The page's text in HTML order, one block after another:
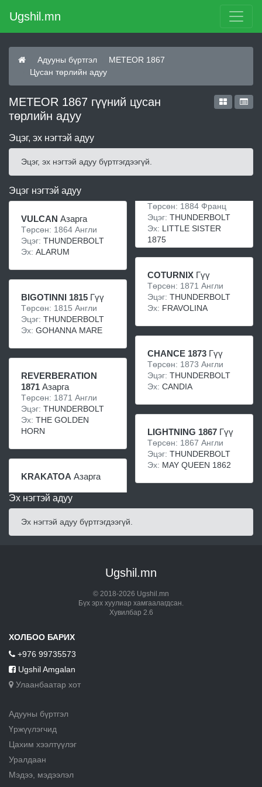
Ugshil.mn
Адууны бүртгэл
METEOR 1867
Цусан төрлийн адуу
METEOR 1867 гүүний цусан
төрлийн адуу
Эцэг, эх нэгтэй адуу
Эцэг, эх нэгтэй адуу бүртгэгдээгүй.
Эцэг нэгтэй адуу
VULCAN Азарга
Төрсөн: 1864 Англи
Эцэг: THUNDERBOLT
Эх: ALARUM
BIGOTINNI 1815 Гүү
Төрсөн: 1815 Англи
Эцэг: THUNDERBOLT
Эх: GOHANNA MARE
REVERBERATION
1871 Азарга
Төрсөн: 1871 Англи
Эцэг: THUNDERBOLT
Эх: THE GOLDEN
HORN
KRAKATOA Азарга
Төрсөн: 1884 Франц
Эцэг: THUNDERBOLT
Эх: LITTLE SISTER
1875
COTURNIX Гүү
Төрсөн: 1871 Англи
Эцэг: THUNDERBOLT
Эх: FRAVOLINA
CHANCE 1873 Гүү
Төрсөн: 1873 Англи
Эцэг: THUNDERBOLT
Эх: CANDIA
LIGHTNING 1867 Гүү
Төрсөн: 1867 Англи
Эцэг: THUNDERBOLT
Эх: MAY QUEEN 1862
Эх нэгтэй адуу
Эх нэгтэй адуу бүртгэгдээгүй.
Ugshil.mn
© 2018-2026 Ugshil.mn
Бүх эрх хуулиар хамгаалагдсан.
Хувилбар 2.6
ХОЛБОО БАРИХ
+976 99735573
Ugshil Amgalan
Улаанбаатар хот
Адууны бүртгэл
Үржүүлэгчид
Цахим хээлтүүлэг
Уралдаан
Мэдээ, мэдээлэл